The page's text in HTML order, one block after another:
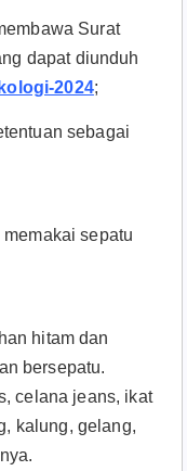
Surat
dapat diunduh
2024;
sebagai
sepatu
hitam dan
bersepatu.
celana jeans, ikat
kalung, gelang,